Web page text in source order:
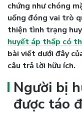
chứng như chóng
uống đóng vai trò
thiện tình trạng
huyết áp thấp có
bài viết dưới đây
câu trả lời hữu ích.
Người bị
được táo